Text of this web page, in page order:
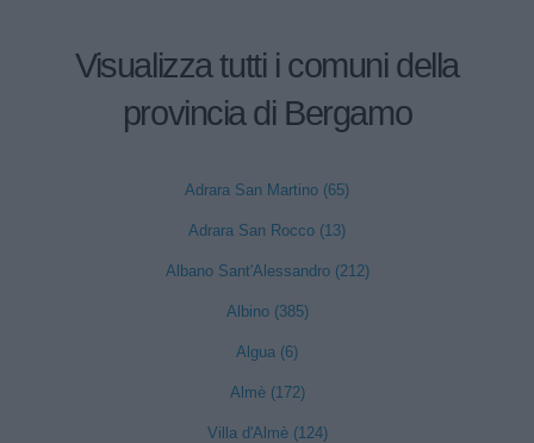
Visualizza tutti i comuni della
provincia di Bergamo
Adrara San Martino (65)
Adrara San Rocco (13)
Albano Sant'Alessandro (212)
Albino (385)
Algua (6)
Almè (172)
Villa d'Almè (124)